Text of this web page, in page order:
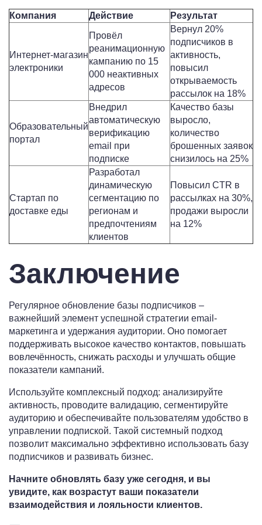
Компания Действие Результат
Интернет-магазин
электроники
Провёл
реанимационную
кампанию по 15
000 неактивных
адресов
Вернул 20%
подписчиков в
активность,
повысил
открываемость
рассылок на 18%
Образовательный
портал
Внедрил
автоматическую
верификацию
email при
подписке
Качество базы
выросло,
количество
брошенных заявок
снизилось на 25%
Стартап по
доставке еды
Разработал
динамическую
сегментацию по
регионам и
предпочтениям
клиентов
Повысил CTR в
рассылках на 30%,
продажи выросли
на 12%
Заключение
Регулярное обновление базы подписчиков –
важнейший элемент успешной стратегии email-
маркетинга и удержания аудитории. Оно помогает
поддерживать высокое качество контактов, повышать
вовлечённость, снижать расходы и улучшать общие
показатели кампаний.
Используйте комплексный подход: анализируйте
активность, проводите валидацию, сегментируйте
аудиторию и обеспечивайте пользователям удобство в
управлении подпиской. Такой системный подход
позволит максимально эффективно использовать базу
подписчиков и развивать бизнес.
Начните обновлять базу уже сегодня, и вы
увидите, как возрастут ваши показатели
взаимодействия и лояльности клиентов.